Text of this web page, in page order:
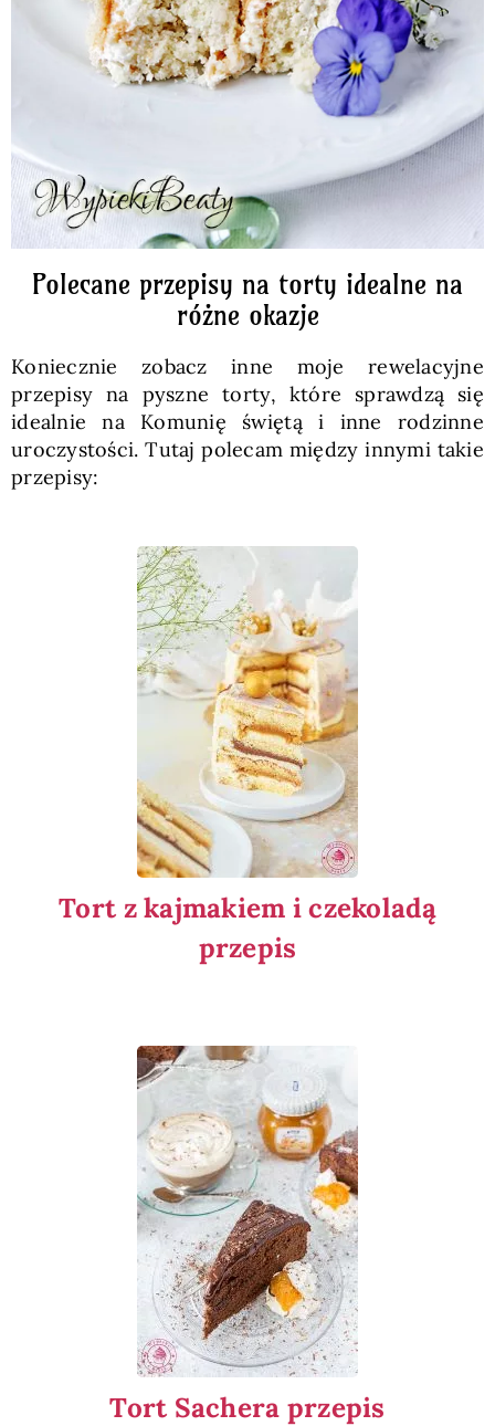
Polecane przepisy na torty idealne na
różne okazje
Koniecznie zobacz inne moje rewelacyjne
przepisy na pyszne torty, które sprawdzą się
idealnie na Komunię świętą i inne rodzinne
uroczystości. Tutaj polecam między innymi takie
przepisy:
Tort z kajmakiem i czekoladą
przepis
Tort Sachera przepis